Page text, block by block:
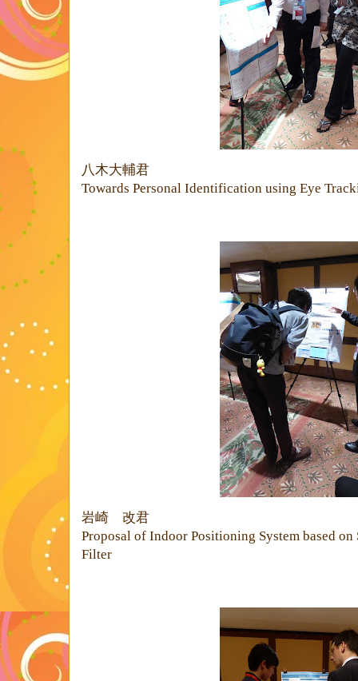
八木大輔君
Towards Personal Identification using Eye
岩崎 改君
Proposal of Indoor Positioning System based on
Filter